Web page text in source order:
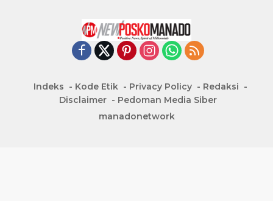
Indeks Kode Etik Privacy Policy
Redaksi
Disclaimer
Pedoman Media Siber
manadonetwork